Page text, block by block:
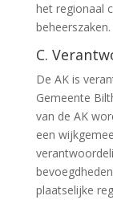
het regionaal
C.
De AK is
Gemeente
van de AK
een
plaatselijke